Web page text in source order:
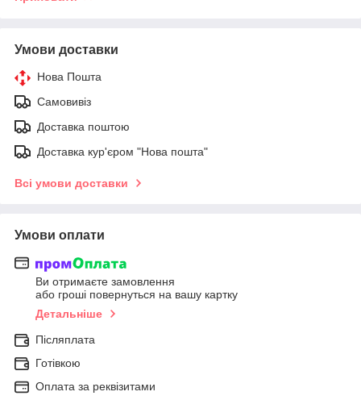
Умови доставки
Нова Пошта
Самовивіз
Доставка поштою
Доставка кур'єром "Нова пошта"
Всі умови доставки
Умови оплати
Ви отримаєте замовлення
або гроші повернуться на вашу картку
Детальніше
Післяплата
Готівкою
Оплата за реквізитами